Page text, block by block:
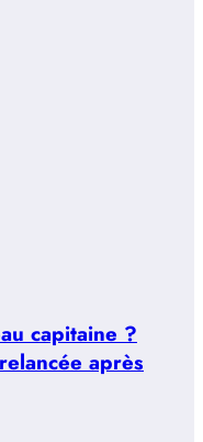
capitaine ?
après